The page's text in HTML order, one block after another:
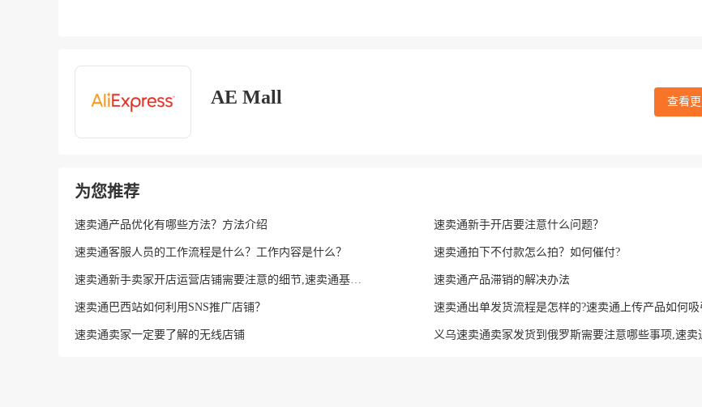
AE Mall 查看
为您推荐
速卖通产品优化有哪些方法？方法介绍 速卖通新手开店要注意什么问题？
速卖通客服人员的工作流程是什么？工作内容是什么？ 速卖通拍下不付款怎么拍？如何催付?
速卖通新手卖家开店运营店铺需要注意的细节,速卖通基础店铺怎么升级标准店铺 速卖通产品滞销的解决办法
速卖通巴西站如何利用SNS推广店铺？
速卖通卖家一定要了解的​无线店铺